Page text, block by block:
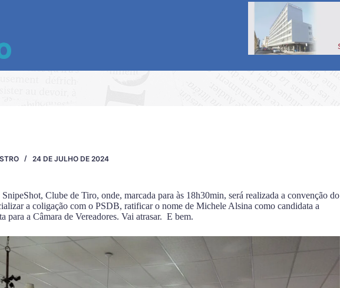
24 DE JULHO DE 2024
SnipeShot, Clube de Tiro, onde, marcada para às 18h30min, será realizada a convenção do
a coligação com o PSDB, ratificar o nome de Michele Alsina como candidata a
para a Câmara de Vereadores. Vai atrasar. E bem.